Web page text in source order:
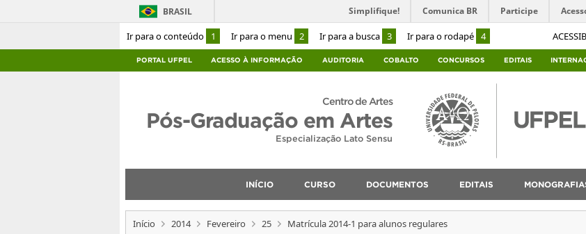
Ir para o conteúdo 1 Ir para o menu 2 Ir para a busca 3 Ir para o rodapé 4
BRASIL Simplifique! Comunica BR Participe
PORTAL UFPEL ACESSO À INFORMAÇÃO AUDITORIA COBALTO CONCURSOS EDITAIS
Centro de Artes
Pós-Graduação em Artes
Especialização Lato Sensu
INÍCIO CURSO DOCUMENTOS EDITAIS
Início 2014 Fevereiro 25 Matrícula 2014-1 para alunos regulares